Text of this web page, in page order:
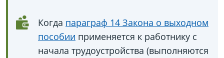
Когда параграф 14 Закона о выходном
пособии применяется к работнику с
начала трудоустройства (выполняются